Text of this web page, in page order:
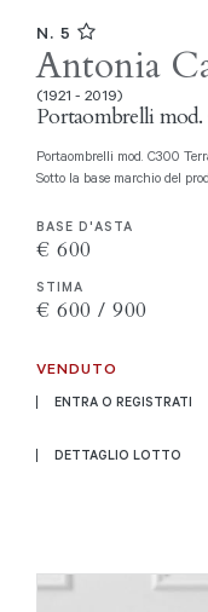
N. 5
Antonia
(1921 - 2019)
Portaombrelli mod.
Portaombrelli mod. C300 Terraglia forte a cottura unica. Prod. Lavenia anni '50
Sotto la base marchio del
BASE D'ASTA
€ 600
STIMA
€ 600 / 900
VENDUTO
ENTRA O REGISTRATI
DETTAGLIO LOTTO